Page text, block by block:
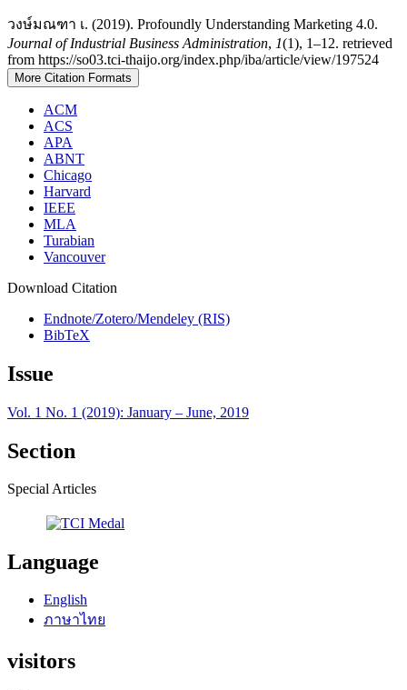
วงษ์มณฑา เ. (2019). Profoundly Understanding Marketing 4.0.
Journal of Industrial Business Administration, 1(1), 1–12. retrieved
from https://so03.tci-thaijo.org/index.php/iba/article/view/197524
More Citation Formats
ACM
ACS
APA
ABNT
Chicago
Harvard
IEEE
MLA
Turabian
Vancouver
Download Citation
Endnote/Zotero/Mendeley (RIS)
BibTeX
Issue
Vol. 1 No. 1 (2019): January – June, 2019
Section
Special Articles
Language
English
ภาษาไทย
visitors